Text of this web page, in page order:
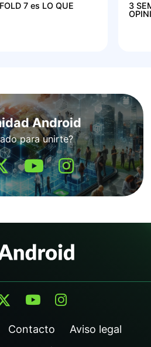
7 es LO QUE
3
Android
para unirte?
Contacto
Aviso legal